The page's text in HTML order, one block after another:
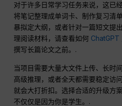
对于许多日常学习任务来说，这已
将笔记整理成单词卡、制作复习清
暴拟定大纲，或者针对一篇短文提
理阅读材料，请查看如何 ChatGPT
撰写长篇论文之前。.
当项目需要大量大文件上传、长时
高级推理，或者全天都需要稳定访
就会大打折扣。选择合适的升级方
不仅仅是因为你是学生。.